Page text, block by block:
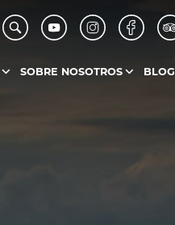
SOBRE NOSOTROS BLOG